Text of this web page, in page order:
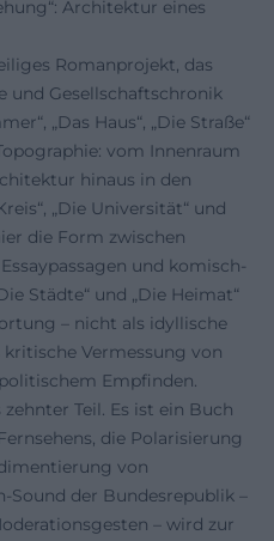
Architektur eines
Romanprojekt, das
und Gesellschaftschronik
„Das Haus“, „Die Straße“
vom Innenraum
hinaus in den
„Die Universität“ und
die Form zwischen
und komisch-
Städte“ und „Die Heimat“
– nicht als idyllische
Vermessung von
Empfinden.
zehnter Teil. Es ist ein Buch
die Polarisierung
von
Sound der Bundesrepublik –
– wird zur